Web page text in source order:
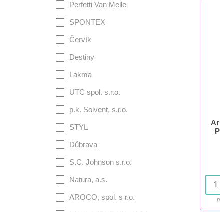
Perfetti Van Melle
SPONTEX
Červík
Destiny
Lakma
UTC spol. s.r.o.
p.k. Solvent, s.r.o.
STYL
Důbrava
S.C. Johnson s.r.o.
Natura, a.s.
AROCO, spol. s r.o.